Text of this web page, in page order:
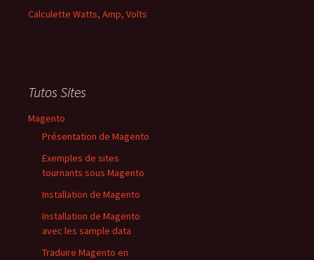
Calculette Watts, Amp, Volts
Tutos Sites
Magento
Présentation de Magento
Exemples de sites
tournants sous Magento
Installation de Magento
Installation de Magento
avec les sample data
Traduire Magento en